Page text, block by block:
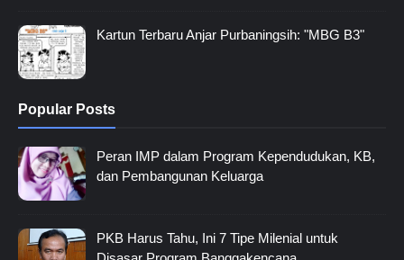
Kartun Terbaru Anjar Purbaningsih: "MBG B3"
Popular Posts
Peran IMP dalam Program Kependudukan, KB,
dan Pembangunan Keluarga
PKB Harus Tahu, Ini 7 Tipe Milenial untuk